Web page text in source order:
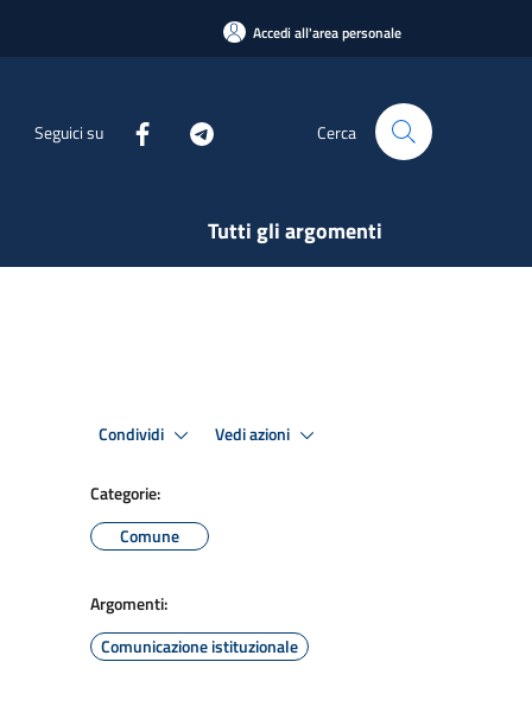
Accedi all'area personale
Seguici su Cerca
Tutti gli argomenti
Condividi Vedi azioni
Categorie:
Comune
Argomenti:
Comunicazione istituzionale